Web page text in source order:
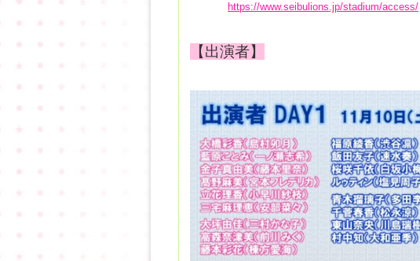
https://www.seibulions.jp/stadium/access/
【出演者】